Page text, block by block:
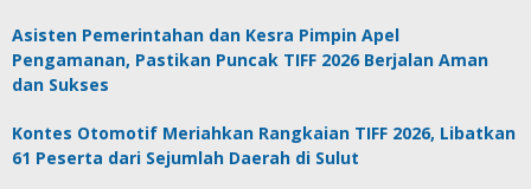
Asisten Pemerintahan dan Kesra Pimpin Apel
Pengamanan, Pastikan Puncak TIFF 2026 Berjalan Aman
dan Sukses
Kontes Otomotif Meriahkan Rangkaian TIFF 2026, Libatkan
61 Peserta dari Sejumlah Daerah di Sulut